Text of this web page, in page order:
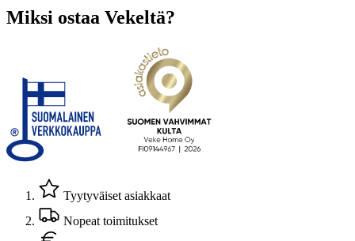
Miksi ostaa Vekeltä?
Tyytyväiset asiakkaat
Nopeat toimitukset